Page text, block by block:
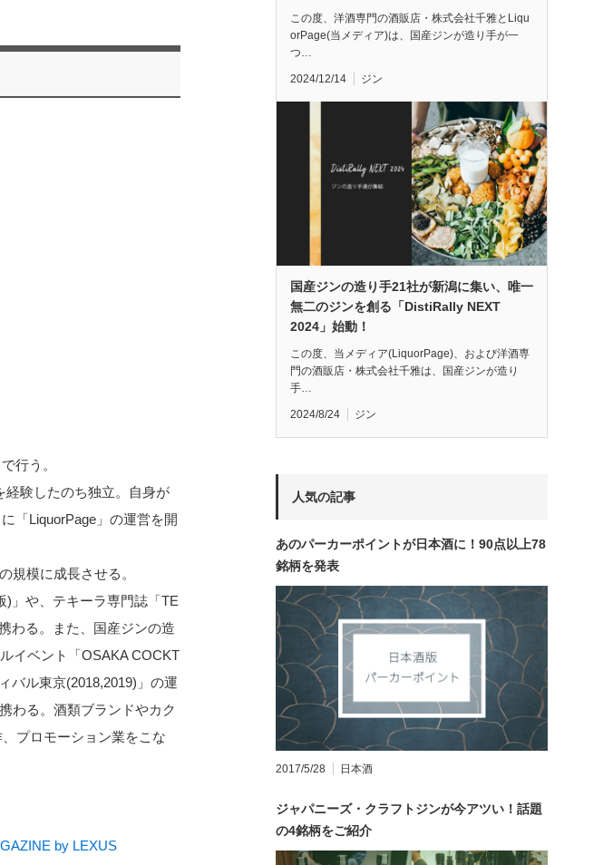
行う。
経験したのち独立。自身が
「LiquorPage」の運営を開
規模に成長させる。
)」や、テキーラ専門誌「TE
わる。また、国産ジンの造
イベント「OSAKA COCKT
バル東京(2018,2019)」の運
わる。酒類ブランドやカク
プロモーション業をこな
by LEXUS
この度、洋酒専門の酒販店・株式会社千雅とLiqu
orPage(当メディア)は、国産ジンが造り手が一
つ…
2024/12/14 ジン
国産ジンの造り手21社が新潟に集い、唯一
無二のジンを創る「DistiRally NEXT
2024」始動！
この度、当メディア(LiquorPage)、および洋酒専
門の酒販店・株式会社千雅は、国産ジンが造り
手…
2024/8/24 ジン
人気の記事
あのパーカーポイントが日本酒に！90点以上78
銘柄を発表
2017/5/28 日本酒
ジャパニーズ・クラフトジンが今アツい！話題
の4銘柄をご紹介